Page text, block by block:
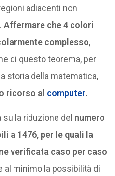
adiacenti non
Affermare che 4 colori
complesso,
di questo teorema, per
storia della matematica,
ricorso al computer.
riduzione del numero
a 1476, per le quali la
verificata caso per caso
al minimo la possibilità di